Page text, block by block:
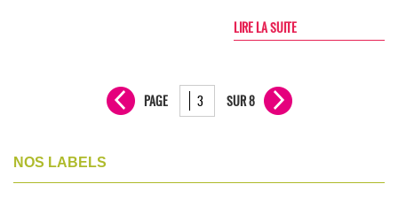
LIRE LA SUITE
PAGE SUR 8
NOS LABELS